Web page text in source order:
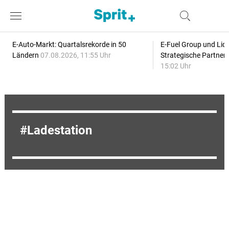
E-Auto-Markt: Quartalsrekorde in 50
Ländern 07.08.2026, 11:55 Uhr
E-Fuel Group und
Strategische
15:02 Uhr
Ladestation